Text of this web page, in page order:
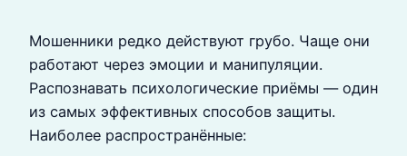
Мошенники редко действуют грубо. Чаще они
работают через эмоции и манипуляции.
Распознавать психологические приёмы — один
из самых эффективных способов защиты.
Наиболее распространённые: